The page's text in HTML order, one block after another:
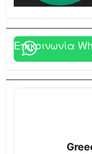
Επικοινωνία